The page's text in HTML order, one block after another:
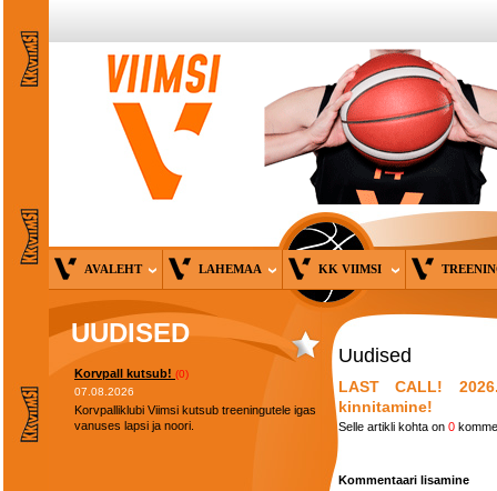
AVALEHT LAHEMAA KK VIIMSI
UUDISED
Korvpall kutsub! (0)
07.08.2026
Korvpalliklubi Viimsi kutsub treeningutele igas
vanuses lapsi ja noori.
Uudised
LAST CALL!
kinnitamine!
Selle artikli kohta on 0
Kommentaari lisamine